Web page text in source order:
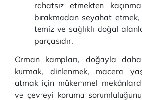
rahatsız etmekten
bırakmadan seyahat
temiz ve sağlıklı doğal
parçasıdır.
Orman kampları, doğayla
kurmak, dinlenmek, macera
atmak için mükemmel
ve çevreyi koruma